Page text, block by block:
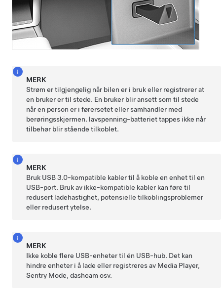
MERK
Strøm er tilgjengelig når bilen er i bruk eller registrerer at
en bruker er til stede. En bruker blir ansett som til stede
når en person er i førersetet eller samhandler med
berøringsskjermen. lavspenning-batteriet tappes ikke når
tilbehør blir stående tilkoblet.
MERK
Bruk USB 3.0-kompatible kabler til å koble en enhet til en
USB-port. Bruk av ikke-kompatible kabler kan føre til
redusert ladehastighet, potensielle tilkoblingsproblemer
eller redusert ytelse.
MERK
Ikke koble flere USB-enheter til én USB-hub. Det kan
hindre enheter i å lade eller registreres av Media Player,
Sentry Mode, dashcam osv.